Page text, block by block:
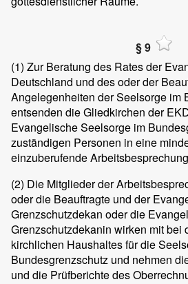
§ 9
(1) Zur Beratung des Rates der
Deutschland und des oder der
Angelegenheiten der Seelsorge im
entsenden die Gliedkirchen der
Evangelische Seelsorge im
zuständigen Personen in eine
einzuberufende
(2) Die Mitglieder der
oder die Beauftragte und der
Grenzschutzdekan oder die
Grenzschutzdekanin wirken mit bei
kirchlichen Haushaltes für die
Bundesgrenzschutz und nehmen
und die Prüfberichte des